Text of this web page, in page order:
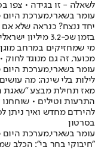
לשאלה - זו בגידה • צפו
עומר בשארי,מערכת היום
יחד ננצח? כנראה שלא
בזמן שכ-3.2
מי שמחזיקים במרחב
מכוער, זה גם מנוגד לחוק
עומר בשארי,מערכת היום
לילות בלי שינה: מה
מאז תחילת מבצע ״שאגת
התרעות וטילים •
להירדם מחדש ואיך ניתן
בסרטון
עומר בשארי,מערכת היום
"חיבוקי בחר בי": הכלב